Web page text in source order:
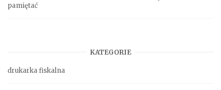
pamiętać
KATEGORIE
drukarka fiskalna